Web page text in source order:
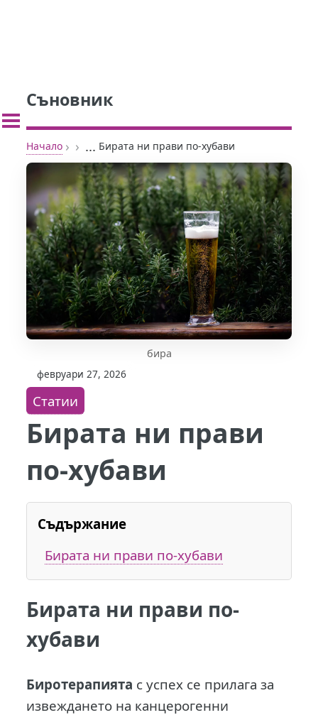
Съновник
Начало › › ... Бирата ни прави по-хубави
бира
февруари 27, 2026
Статии
Бирата ни прави
по-хубави
Съдържание
Бирата ни прави по-хубави
Бирата ни прави по-
хубави
Биротерапията с успех се прилага за
извеждането на канцерогенни